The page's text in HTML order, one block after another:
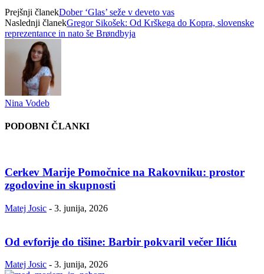
Prejšnji članekDober ‘Glas’ seže v deveto vas
Naslednji članekGregor Sikošek: Od Krškega do Kopra, slovenske
reprezentance in nato še Brøndbyja
Nina Vodeb
PODOBNI ČLANKI
Cerkev Marije Pomočnice na Rakovniku: prostor
zgodovine in skupnosti
Matej Josic - 3. junija, 2026
Od evforije do tišine: Barbir pokvaril večer Iliću
Matej Josic - 3. junija, 2026